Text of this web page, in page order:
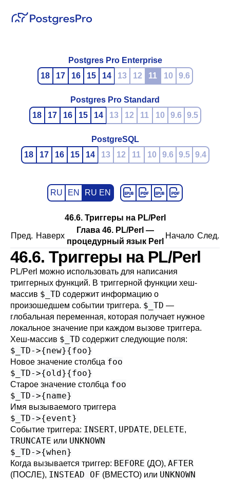
Postgres Pro Enterprise
18
17 16 15 14 13 12 11 10 9.6
Postgres Pro Standard
18
17 16 15 14 13 12 11 10 9.6 9.5
PostgreSQL
18
17 16 15 14 13 12 11 10 9.6 9.5 9.4
RU EN RU EN
46.6. Триггеры на PL/Perl
Пред. Наверх
Глава 46. PL/Perl —
процедурный язык Perl
Начало След.
46.6. Триггеры на PL/Perl
PL/Perl можно использовать для написания
триггерных функций. В триггерной функции хеш-
массив $_TD содержит информацию о
произошедшем событии триггера. $_TD —
глобальная переменная, которая получает нужное
локальное значение при каждом вызове триггера.
Хеш-массив $_TD содержит следующие поля:
$_TD->{new}{foo}
Новое значение столбца foo
$_TD->{old}{foo}
Старое значение столбца foo
$_TD->{name}
Имя вызываемого триггера
$_TD->{event}
Событие триггера: INSERT, UPDATE, DELETE,
TRUNCATE или UNKNOWN
$_TD->{when}
Когда вызывается триггер: BEFORE (ДО), AFTER
(ПОСЛЕ), INSTEAD OF (ВМЕСТО) или UNKNOWN